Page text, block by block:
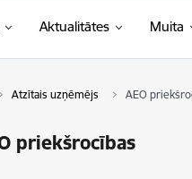
Aktualitātes Muita
Atzītais uzņēmējs AEO
priekšrocības